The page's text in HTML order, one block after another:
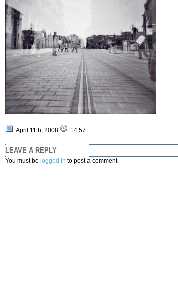
April 11th, 2008 14:57
LEAVE A REPLY
You must be logged in to post a comment.